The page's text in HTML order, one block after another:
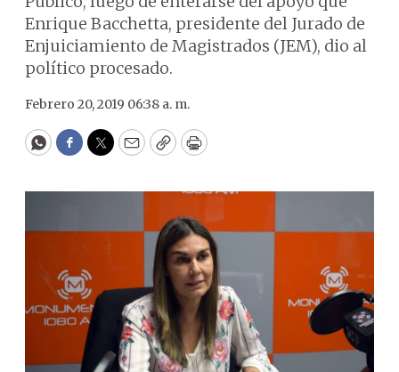
Enrique Bacchetta, presidente del Jurado de
Enjuiciamiento de Magistrados (JEM), dio al
político procesado.
Febrero 20, 2019 06:38 a. m.
WhatsApp
Facebook
Twitter
EmailCopyPrint